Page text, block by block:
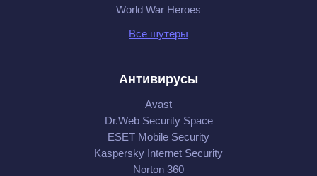
World War Heroes
Все шутеры
Антивирусы
Avast
Dr.Web Security Space
ESET Mobile Security
Kaspersky Internet Security
Norton 360